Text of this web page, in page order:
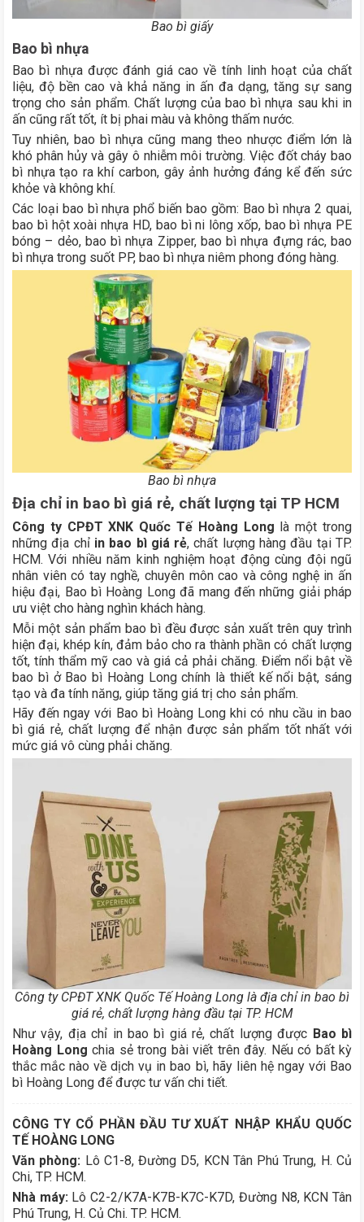
Bao bì giấy
Bao bì nhựa
Bao bì nhựa được đánh giá cao về tính linh hoạt của chất
liệu, độ bền cao và khả năng in ấn đa dạng, tăng sự sang
trọng cho sản phẩm. Chất lượng của bao bì nhựa sau khi in
ấn cũng rất tốt, ít bị phai màu và không thấm nước.
Tuy nhiên, bao bì nhựa cũng mang theo nhược điểm lớn là
khó phân hủy và gây ô nhiễm môi trường. Việc đốt cháy bao
bì nhựa tạo ra khí carbon, gây ảnh hưởng đáng kể đến sức
khỏe và không khí.
Các loại bao bì nhựa phổ biến bao gồm: Bao bì nhựa 2 quai,
bao bì hột xoài nhựa HD, bao bì ni lông xốp, bao bì nhựa PE
bóng – dẻo, bao bì nhựa Zipper, bao bì nhựa đựng rác, bao
bì nhựa trong suốt PP, bao bì nhựa niêm phong đóng hàng.
Bao bì nhựa
Địa chỉ in bao bì giá rẻ, chất lượng tại TP HCM
Công ty CPĐT XNK Quốc Tế Hoàng Long là một trong
những địa chỉ in bao bì giá rẻ, chất lượng hàng đầu tại TP.
HCM. Với nhiều năm kinh nghiệm hoạt động cùng đội ngũ
nhân viên có tay nghề, chuyên môn cao và công nghệ in ấn
hiệu đại, Bao bì Hoàng Long đã mang đến những giải pháp
ưu việt cho hàng nghìn khách hàng.
Mỗi một sản phẩm bao bì đều được sản xuất trên quy trình
hiện đại, khép kín, đảm bảo cho ra thành phần có chất lượng
tốt, tính thẩm mỹ cao và giá cả phải chăng. Điểm nổi bật về
bao bì ở Bao bì Hoàng Long chính là thiết kế nổi bật, sáng
tạo và đa tính năng, giúp tăng giá trị cho sản phẩm.
Hãy đến ngay với Bao bì Hoàng Long khi có nhu cầu in bao
bì giá rẻ, chất lượng để nhận được sản phẩm tốt nhất với
mức giá vô cùng phải chăng.
Công ty CPĐT XNK Quốc Tế Hoàng Long là địa chỉ in bao bì
giá rẻ, chất lượng hàng đầu tại TP. HCM
Như vậy, địa chỉ in bao bì giá rẻ, chất lượng được Bao bì
Hoàng Long chia sẻ trong bài viết trên đây. Nếu có bất kỳ
thắc mắc nào về dịch vụ in bao bì, hãy liên hệ ngay với Bao
bì Hoàng Long để được tư vấn chi tiết.
CÔNG TY CỔ PHẦN ĐẦU TƯ XUẤT NHẬP KHẨU QUỐC
TẾ HOÀNG LONG
Văn phòng: Lô C1-8, Đường D5, KCN Tân Phú Trung, H. Củ
Chi, TP. HCM.
Nhà máy: Lô C2-2/K7A-K7B-K7C-K7D, Đường N8, KCN Tân
Phú Trung, H. Củ Chi. TP. HCM.